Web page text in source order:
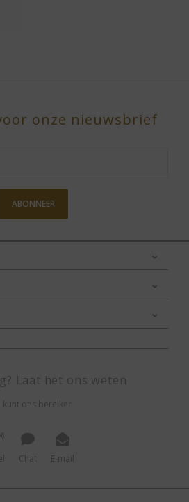
onze nieuwsbrief
ABONNEER
Laat het ons weten
kunt ons bereiken
Chat E-mail